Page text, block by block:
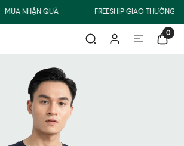
MUA NHẬN QUÀ FREESHIP GIAO THƯỜNG
0